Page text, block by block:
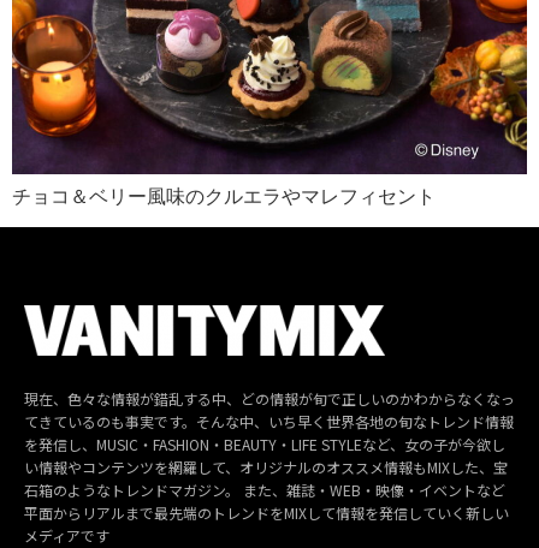
チョコ＆ベリー風味のクルエラやマレフィセント
現在、色々な情報が錯乱する中、どの情報が旬で正しいのかわからなくなっ
てきているのも事実です。そんな中、いち早く世界各地の旬なトレンド情報
を発信し、MUSIC・FASHION・BEAUTY・LIFE STYLEなど、女の子が今欲し
い情報やコンテンツを網羅して、オリジナルのオススメ情報もMIXした、宝
石箱のようなトレンドマガジン。 また、雑誌・WEB・映像・イベントなど
平面からリアルまで最先端のトレンドをMIXして情報を発信していく新しい
メディアです